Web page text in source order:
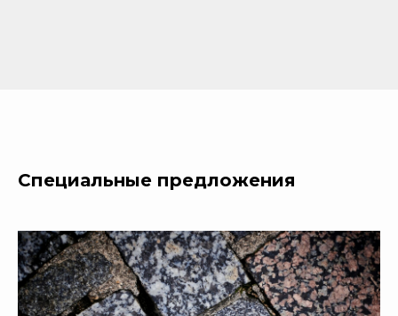
Специальные предложения